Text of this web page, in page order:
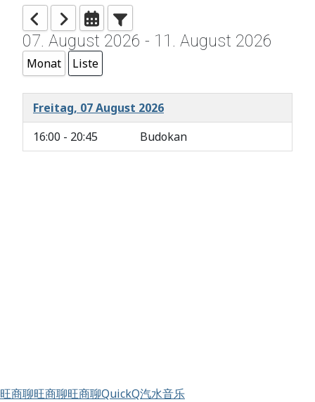
07. August 2026 - 11. August 2026
Monat Liste
Freitag, 07 August 2026
16:00 - 20:45
Budokan
旺商聊旺商聊旺商聊QuickQ汽水音乐